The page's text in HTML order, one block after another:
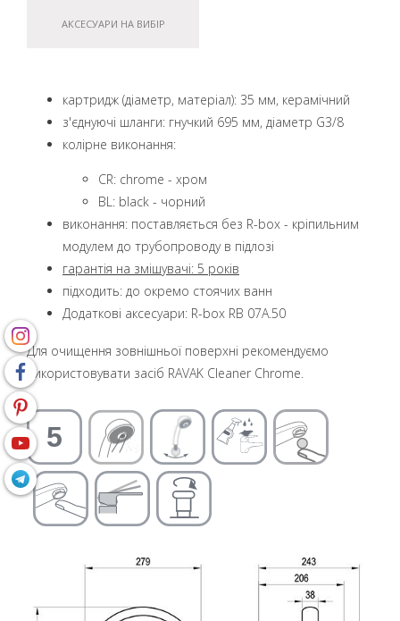
АКСЕСУАРИ НА ВИБІР
картридж (діаметр, матеріал): 35 мм, керамічний
з'єднуючі шланги: гнучкий 695 мм, діаметр G3/8
колірне виконання:
CR: chrome - хром
BL: black - чорний
виконання: поставляється без R-box - кріпильним
модулем до трубопроводу в підлозі
гарантія на змішувачі: 5 років
підходить: до окремо стоячих ванн
Додаткові аксесуари: R-box RB 07A.50
Для очищення зовнішньої поверхні рекомендуємо
використовувати засіб RAVAK Cleaner Chrome.